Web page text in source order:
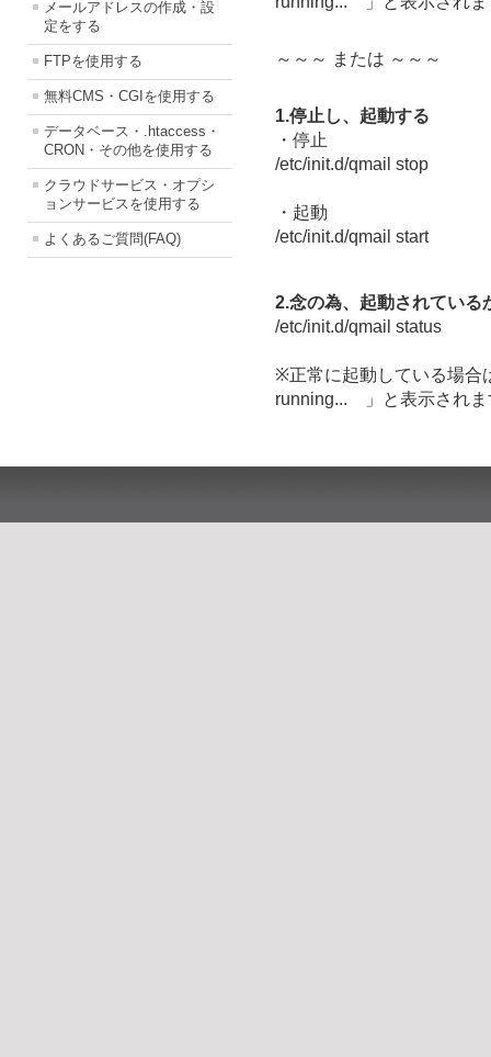
メールアドレスの作成・設
定をする
FTPを使用する
無料CMS・CGIを使用する
データベース・.htaccess・
CRON・その他を使用する
クラウドサービス・オプシ
ョンサービスを使用する
よくあるご質問(FAQ)
～～～ または ～～～
1.停止し、起動する
・停止
/etc/init.d/qmail stop
・起動
/etc/init.d/qmail start
2.念の為、起動されている
/etc/init.d/qmail status
※正常に起動している場
running... 」と表示されま